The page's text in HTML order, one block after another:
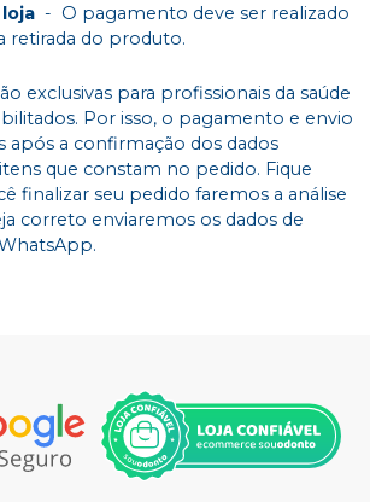
- O pagamento deve ser realizado
retirada do produto.
exclusivas para profissionais da saúde
Por isso, o pagamento e envio
após a confirmação dos dados
que constam no pedido. Fique
finalizar seu pedido faremos a análise
correto enviaremos os dados de